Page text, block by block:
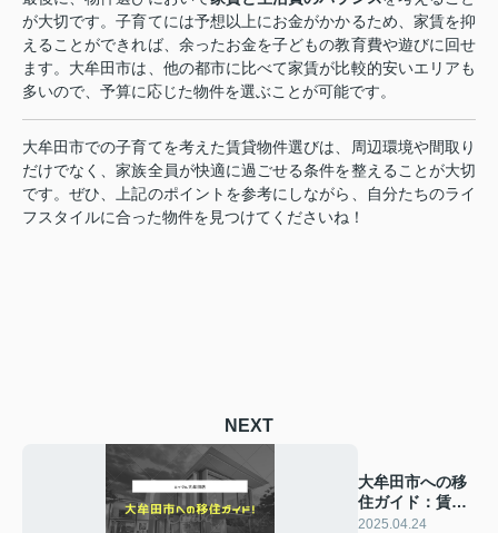
が大切です。子育てには予想以上にお金がかかるため、家賃を抑
えることができれば、余ったお金を子どもの教育費や遊びに回せ
ます。大牟田市は、他の都市に比べて家賃が比較的安いエリアも
多いので、予算に応じた物件を選ぶことが可能です。
大牟田市での子育てを考えた賃貸物件選びは、周辺環境や間取り
だけでなく、家族全員が快適に過ごせる条件を整えることが大切
です。ぜひ、上記のポイントを参考にしながら、自分たちのライ
フスタイルに合った物件を見つけてくださいね！
NEXT
大牟田市への移
住ガイド：賃貸
から始める安心
2025.04.24